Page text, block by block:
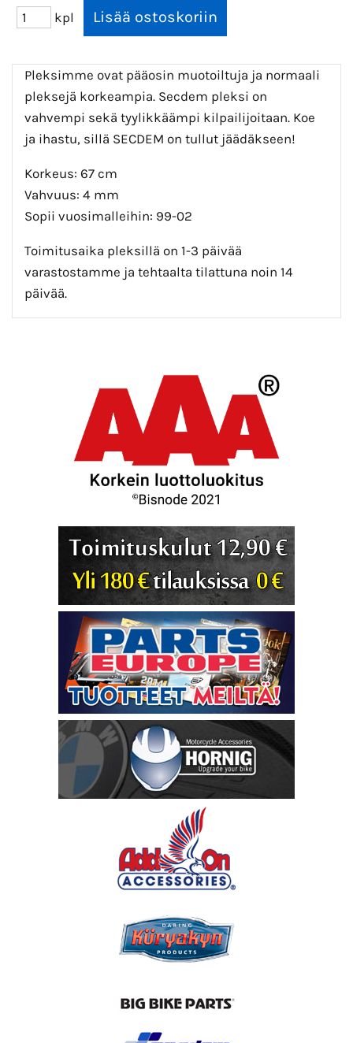
kpl
Pleksimme ovat pääosin muotoiltuja ja normaali
pleksejä korkeampia. Secdem pleksi on
vahvempi sekä tyylikkäämpi kilpailijoitaan. Koe
ja ihastu, sillä SECDEM on tullut jäädäkseen!
Korkeus: 67 cm
Vahvuus: 4 mm
Sopii vuosimalleihin: 99-02
Toimitusaika pleksillä on 1-3 päivää
varastostamme ja tehtaalta tilattuna noin 14
päivää.